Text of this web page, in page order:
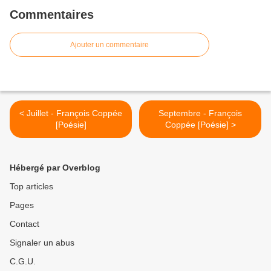
Commentaires
Ajouter un commentaire
< Juillet - François Coppée
[Poésie]
Septembre - François
Coppée [Poésie] >
Hébergé par Overblog
Top articles
Pages
Contact
Signaler un abus
C.G.U.